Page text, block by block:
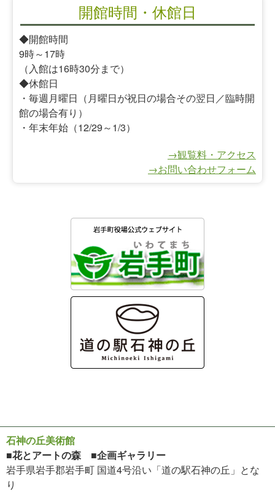
開館時間・休館日
◆開館時間
9時～17時
（入館は16時30分まで）
◆休館日
・毎週月曜日（月曜日が祝日の場合その翌日／臨時開
館の場合有り）
・年末年始（12/29～1/3）
→観覧料・アクセス
→お問い合わせフォーム
石神の丘美術館
■花とアートの森 ■企画ギャラリー
岩手県岩手郡岩手町 国道4号沿い「道の駅石神の丘」とな
り